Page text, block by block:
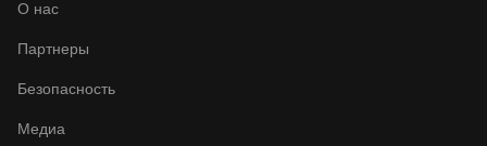
О нас
Партнеры
Безопасность
Медиа